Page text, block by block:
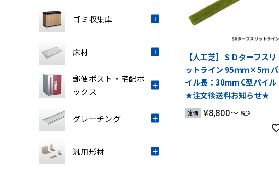
ゴミ収集庫
床材
郵便ポスト・宅配ボ
ックス
グレーチング
汎用形材
【人工芝】ＳＤターフスリ
ットライン 95ｍｍ×5ｍ パ
イル長：30mm C型パイル
★注文後送料お知らせ★
定価 ¥8,800 税込